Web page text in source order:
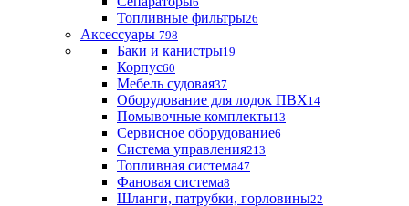
Топливные фильтры26
Аксессуары 798
Баки и канистры19
Корпус60
Мебель судовая37
Оборудование для лодок ПВХ14
Помывочные комплекты13
Сервисное оборудование6
Система управления213
Топливная система47
Фановая система8
Шланги, патрубки, горловины22